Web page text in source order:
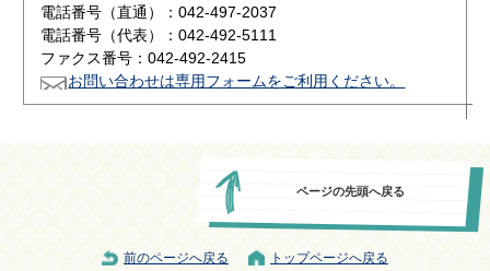
電話番号（直通）：042-497-2037
電話番号（代表）：042-492-5111
ファクス番号：042-492-2415
お問い合わせは専用フォームをご利用ください。
ページの先頭へ戻る
前のページへ戻る トップページへ戻る